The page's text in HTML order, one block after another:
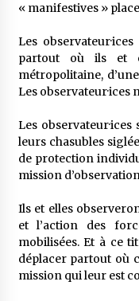
« manifestives »
Les
partout où ils et
métropolitaine,
Les observateur·ices
Les
leurs chasubles
de protection
mission
Ils et elles
et l’action des
mobilisées. Et à ce
déplacer partout où
mission qui leur est